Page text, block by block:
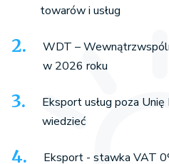
towarów i usług
WDT –
w 2026 roku
Eksport usług poza
wiedzieć
Eksport - stawka VAT